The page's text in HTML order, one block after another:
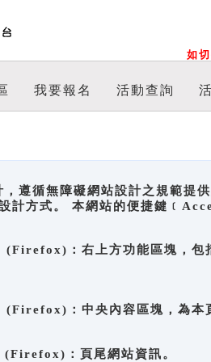
如
我要報名 活動查詢
，遵循無障礙網站設計之規範
方式。 本網站的便捷鍵
：右上方功能區塊，包括
：中央內容區塊，為本頁
：頁尾網站資訊。